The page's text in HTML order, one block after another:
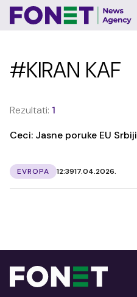
#KIRAN KAF
Rezultati: 1
Ceci: Jasne poruke EU Srbiji
EVROPA 12:3917.04.2026.